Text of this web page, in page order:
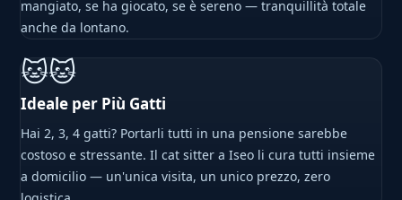
mangiato, se ha giocato, se è sereno — tranquillità totale
anche da lontano.
🐱🐱
Ideale per Più Gatti
Hai 2, 3, 4 gatti? Portarli tutti in una pensione sarebbe
costoso e stressante. Il cat sitter a Iseo li cura tutti insieme
a domicilio — un'unica visita, un unico prezzo, zero